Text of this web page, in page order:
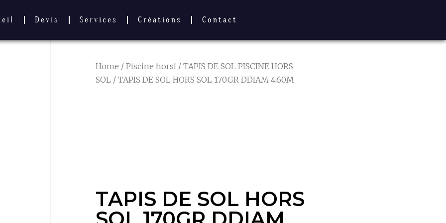
Devis Services Créations Contact
Home / Piscine horsl / TAPIS DE SOL PISCINE HORS
SOL / TAPIS DE SOL HORS SOL 170GR DDIAM 4.60M
TAPIS DE SOL HORS